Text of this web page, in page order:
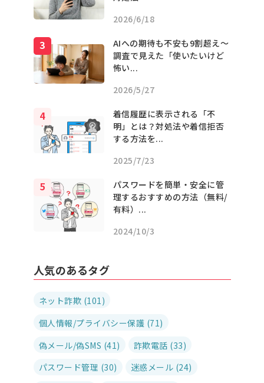
2026/6/18
AIへの期待も不安も9割超え〜
調査で見えた「使いたいけど
怖い...
2026/5/27
着信履歴に表示される「不
明」とは？対処法や着信拒否
する方法を...
2025/7/23
パスワードを簡単・安全に管
理するおすすめの方法（無料/
有料）...
2024/10/3
人気のあるタグ
ネット詐欺 (101)
個人情報/プライバシー保護 (71)
偽メール/偽SMS (41)
詐欺電話 (33)
パスワード管理 (30)
迷惑メール (24)